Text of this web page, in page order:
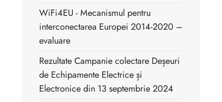
WiFi4EU - Mecanismul pentru
interconectarea Europei 2014-2020 –
evaluare
Rezultate Campanie colectare Deșeuri
de Echipamente Electrice și
Electronice din 13 septembrie 2024